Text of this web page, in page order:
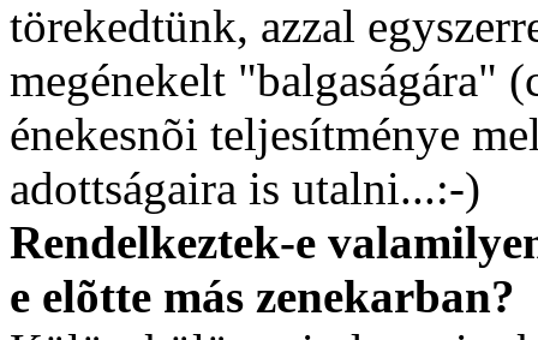
törekedtünk, azzal
megénekelt "balgaságára"
énekesnõi teljesítménye
adottságaira is utalni...:-)
Rendelkeztek-e
e elõtte más zenekarban?